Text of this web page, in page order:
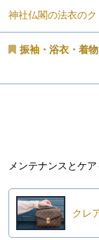
神社仏閣の法衣の
振袖・浴衣・着
メンテナンスとケ
クレ